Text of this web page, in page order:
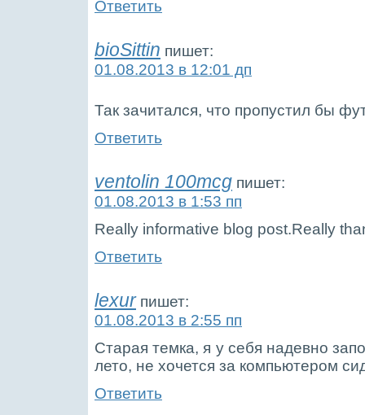
Ответить
bioSittin пишет:
01.08.2013 в 12:01 дп
Так зачитался, что пропустил бы
Ответить
ventolin 100mcg пишет:
01.08.2013 в 1:53 пп
Really informative blog post.Really
Ответить
lexur пишет:
01.08.2013 в 2:55 пп
Старая темка, я у себя надевно
лето, не хочется за компьютером
Ответить